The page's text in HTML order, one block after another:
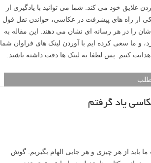
خود می کند. شما می توانید با یادگیری از
از راه های پیشرفت در عکاسی، خواندن نقل قول
را در هر رسانه ای نشان می دهند. این مقاله به
و ما سعی کرده ایم با آوردن لینک های فراوان شما
کنیم. پس لطفا به لینک ها دقت داشته باشید.